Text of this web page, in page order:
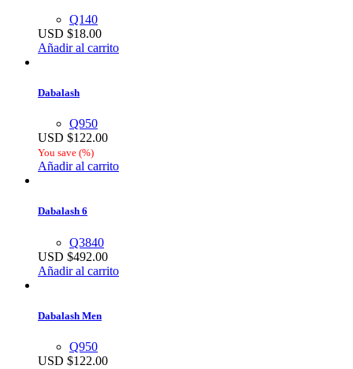
Q140
USD $18.00
Añadir al carrito
Dabalash
Q950
USD $122.00
You save (%)
Añadir al carrito
Dabalash 6
Q3840
USD $492.00
Añadir al carrito
Dabalash Men
Q950
USD $122.00